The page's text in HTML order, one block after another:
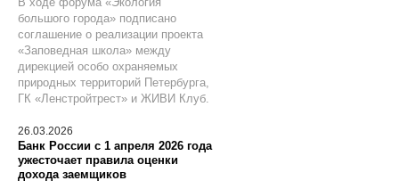
большого города» подписано
соглашение о реализации проекта
«Заповедная школа» между
дирекцией особо охраняемых
природных территорий Петербурга,
ГК «Ленстройтрест» и ЖИВИ Клуб.
26.03.2026
Банк России с 1 апреля 2026 года
ужесточает правила оценки
дохода заемщиков